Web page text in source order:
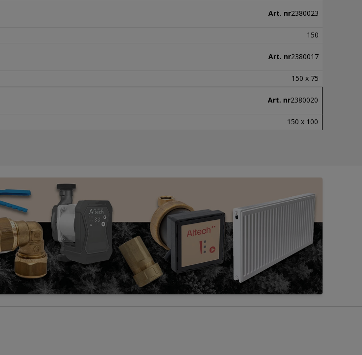
Art. nr2380023
150
Art. nr2380017
150 x 75
Art. nr2380020
150 x 100